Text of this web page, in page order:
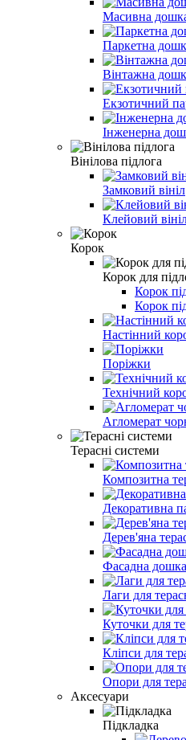
Масивна
Паркетна
Вінтажна
Екзотичний
Інженерна
Вінілова пiдлога
Замковий вініл
Клейовий
Корок
Корок для
Корок
Корок
Настінний
Поріжки
Технічний
Агломерат
Терасні системи
Композитна
Декоративна
Дерев'яна
Фасадна дошка
Лаги для
Куточки для
Кліпси для
Опори для
Аксесуари
Підкладка